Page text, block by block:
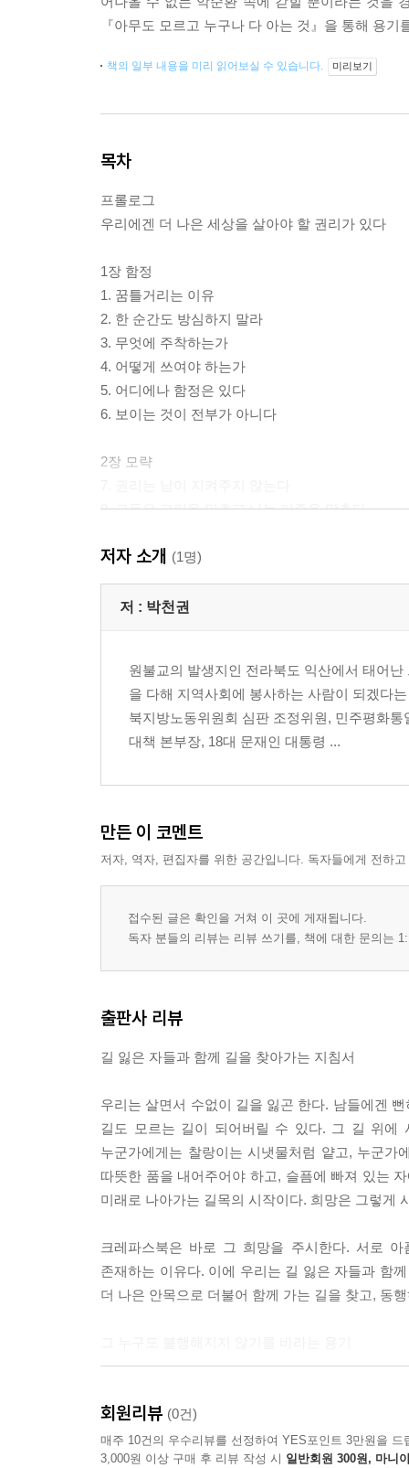
『아무도 모르고 누구나 다 아는 것』을 통해 용
책의 일부 내용을 미리 읽어보실 수 있습니다. 미리보기
목차
프롤로그
우리에겐 더 나은 세상을 살아야 할 권리가 있다
1장 함정
1. 꿈틀거리는 이유
2. 한 순간도 방심하지 말라
3. 무엇에 주착하는가
4. 어떻게 쓰여야 하는가
5. 어디에나 함정은 있다
6. 보이는 것이 전부가 아니다
2장 모략
8. 그들은 그림을 맞추고 나는 퍼즐을 맞춘다
10. 진정한 귀는 마음 안쪽의 귀다
11.세상엔 바위로 계란을 치는 사람들도 있다
12. 모두가 알고 그들만 모르는 그들만의 세상
13. 나는 범죄자가 아니다
14. 희망을 당길 것인가, 앗을 것인가
15. 이방인은 없다
16. 산 자에게 죽은 자의 침묵이란
4장 기회
19. 늘 이로운 방향을 찾아야 한다
20. 손에 들린 칼을 내려놓으라
21. 누구에게나 기회는 있다
22. 개에게도 불심이 있는가
저자 소개 (1명)
저 : 박천권
원불교의 발생지인 전라북도 익산에서 태어
을 다해 지역사회에 봉사하는 사람이 되겠다
북지방노동위원회 심판 조정위원, 민주평화
대책 본부장, 18대 문재인 대통령 ...
만든 이 코멘트
저자, 역자, 편집자를 위한 공간입니다. 독자들에게 전하
접수된 글은 확인을 거쳐 이 곳에 게재됩니다.
독자 분들의 리뷰는 리뷰 쓰기를, 책에 대한 문의는
출판사 리뷰
길 잃은 자들과 함께 길을 찾아가는 지침서
우리는 살면서 수없이 길을 잃곤 한다. 남들에겐
길도 모르는 길이 되어버릴 수 있다. 그 길 위에
누군가에게는 찰랑이는 시냇물처럼 얕고, 누군
따뜻한 품을 내어주어야 하고, 슬픔에 빠져 있는
미래로 나아가는 길목의 시작이다. 희망은 그렇게
크레파스북은 바로 그 희망을 주시한다. 서로
존재하는 이유다. 이에 우리는 길 잃은 자들과 함
더 나은 안목으로 더불어 함께 가는 길을 찾고, 동
대한 끈질긴 의지다. 이에 크레파스북은 소수의
되기 때문이다.
회원리뷰 (0건)
매주 10건의 우수리뷰를 선정하여 YES포인트 3만원을 드
3,000원 이상 구매 후 리뷰 작성 시 일반회원 300원, 마니